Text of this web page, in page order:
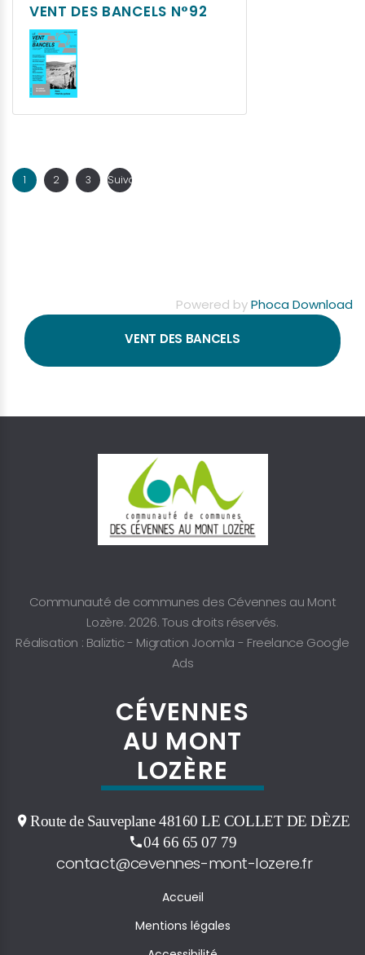
VENT DES BANCELS N°92
1 2 3 Suivant
Powered byPhoca Download
VENT DES BANCELS
Communauté de communes des Cévennes au Mont
Lozère. 2026. Tous droits réservés.
Réalisation : Baliztic - Migration Joomla - Freelance Google
Ads
CÉVENNES
AU MONT
LOZÈRE
Route de Sauveplane 48160 LE COLLET DE DÈZE
04 66 65 07 79
contact@cevennes-mont-lozere.fr
Accueil
Mentions légales